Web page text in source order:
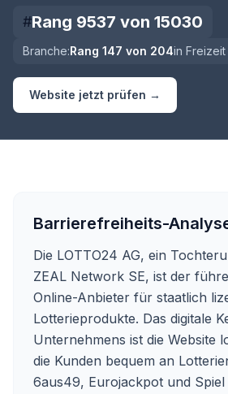
#Rang 9537 von 15030
Branche:Rang 147 von 204in Freizeit
Website jetzt prüfen →
Barrierefreiheits-
Die LOTTO24 AG, ein
ZEAL Network SE, ist der
Online-Anbieter für staatlich
Lotterieprodukte. Das digitale
Unternehmens ist die Website
die Kunden bequem an
6aus49, Eurojackpot und